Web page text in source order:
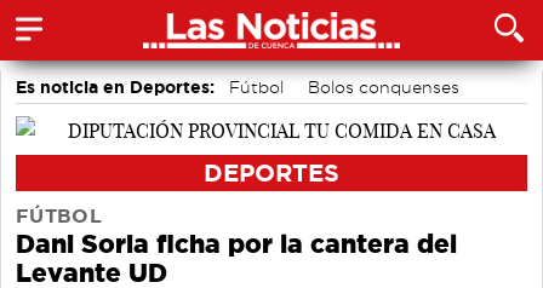
Es noticia en Deportes: Fútbol
Bolos conquenses
Bádminton
Motor
DEPORTES
FÚTBOL
Dani Soria ficha por la cantera del
Levante UD